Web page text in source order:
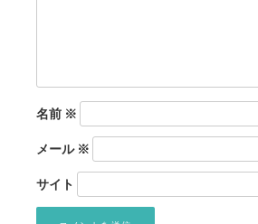
名前 ※
メール※
サイト